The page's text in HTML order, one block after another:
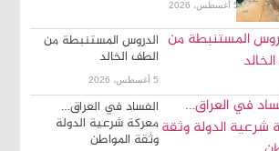
5 أغسطس، 2026
الدروس المستنبطة من
الطف الخالد
5 أغسطس، 2026
الفساد في العراق…
معركة شرعية الدولة
وثقة المواطن